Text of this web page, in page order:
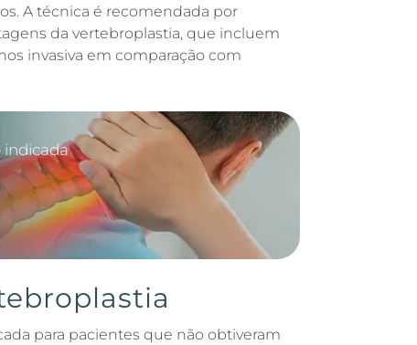
A técnica é recomendada por
da vertebroplastia, que incluem
invasiva em comparação com
indicada
para pacientes que não obtiveram